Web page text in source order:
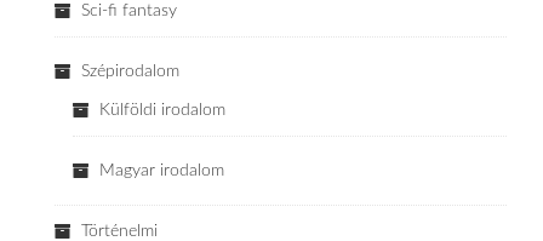
Sci-fi fantasy
Szépirodalom
Külföldi irodalom
Magyar irodalom
Történelmi